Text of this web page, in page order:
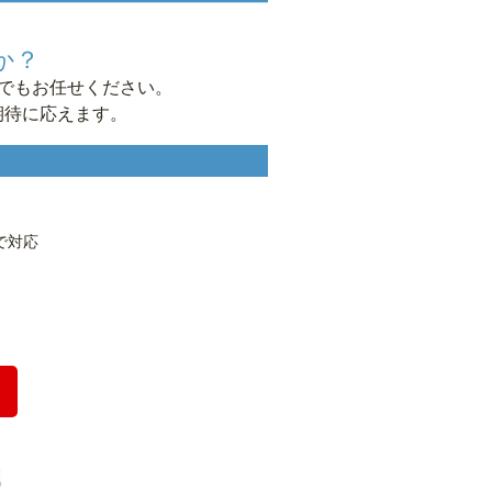
？
もお任せください。
に応えます。
対応